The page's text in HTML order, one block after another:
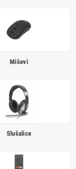
Miševi
Slušalice